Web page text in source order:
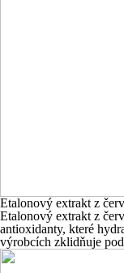
Etalonový extrakt z
Etalonový extrakt z
antioxidanty, které
výrobcích zklidňuje